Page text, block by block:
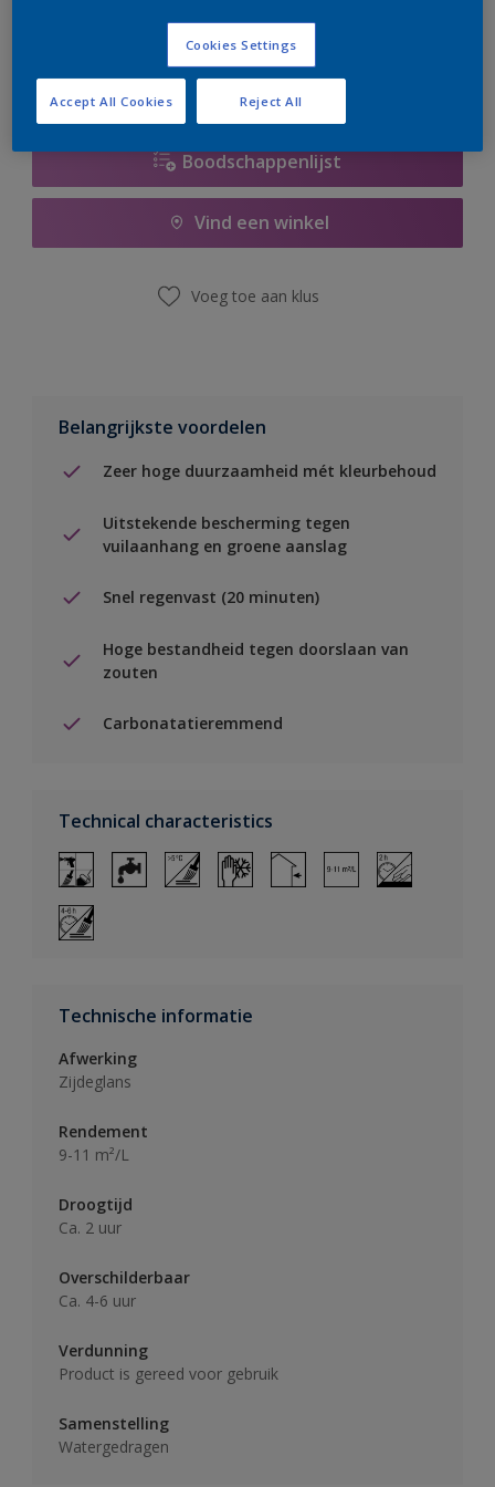
er hard aan om de voorraad aan te vullen.
Boodschappenlijst
Vind een winkel
Voeg toe aan klus
Belangrijkste voordelen
Zeer hoge duurzaamheid mét kleurbehoud
Uitstekende bescherming tegen
vuilaanhang en groene aanslag
Snel regenvast (20 minuten)
Hoge bestandheid tegen doorslaan van
zouten
Carbonatatieremmend
Technical characteristics
Technische informatie
Afwerking
Zijdeglans
Rendement
9-11 m²/L
Droogtijd
Ca. 2 uur
Overschilderbaar
Ca. 4-6 uur
Verdunning
Product is gereed voor gebruik
Samenstelling
Watergedragen
Cookies Settings
Reject All
Accept All Cookies